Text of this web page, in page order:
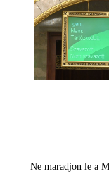
Ne maradjon le a